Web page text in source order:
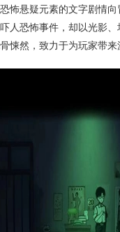
怖悬疑元素的文字剧情
人恐怖事件，却以光影
悚然，致力于为玩家带来